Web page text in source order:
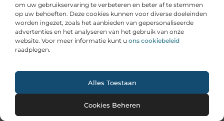
om uw gebruikservaring te verbeteren en beter af te stemmen
op uw behoeften. Deze cookies kunnen voor diverse doeleinden
worden ingezet, zoals het aanbieden van gepersonaliseerde
advertenties en het analyseren van het gebruik van onze
website. Voor meer informatie kunt u ons cookiebeleid
raadplegen.
Alles Toestaan
Cookies Beheren
WINKELEN